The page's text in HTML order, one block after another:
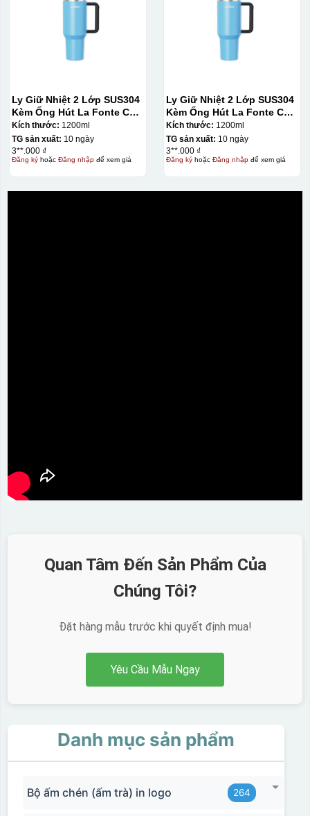
Ly Giữ Nhiệt 2 Lớp SUS304
Kèm Ống Hút La Fonte Có
Tay Cầm 1200ml
Kích thước: 1200ml
TG sản xuất: 10 ngày
3**.000 ₫
Đăng kýhoặc Đăng nhậpđể xem giá
Ly Giữ Nhiệt 2 Lớp SUS304
Kèm Ống Hút La Fonte Có
Tay Cầm 1200ml
Kích thước: 1200ml
TG sản xuất: 10 ngày
3**.000 ₫
Đăng kýhoặc Đăng nhậpđể xem giá
Quan Tâm Đến Sản Phẩm Của
Chúng Tôi?
Đặt hàng mẫu trước khi quyết định mua!
Yêu Cầu Mẫu Ngay
Danh mục sản phẩm
Bộ ấm chén (ấm trà) in logo 264